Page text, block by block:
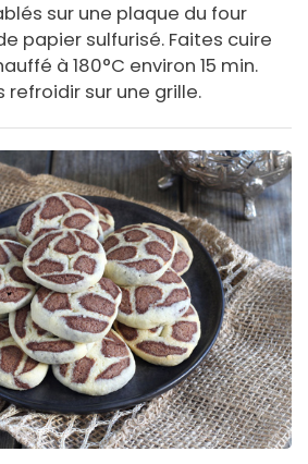
sur une plaque du four
papier sulfurisé. Faites cuire
à 180°C environ 15 min.
refroidir sur une grille.